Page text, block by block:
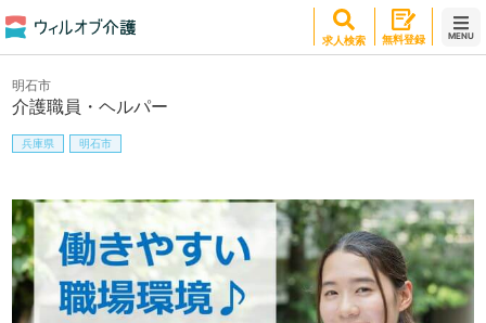
求人検索 無料登録 MENU
介護職員・ヘルパー
明石市
兵庫県 明石市